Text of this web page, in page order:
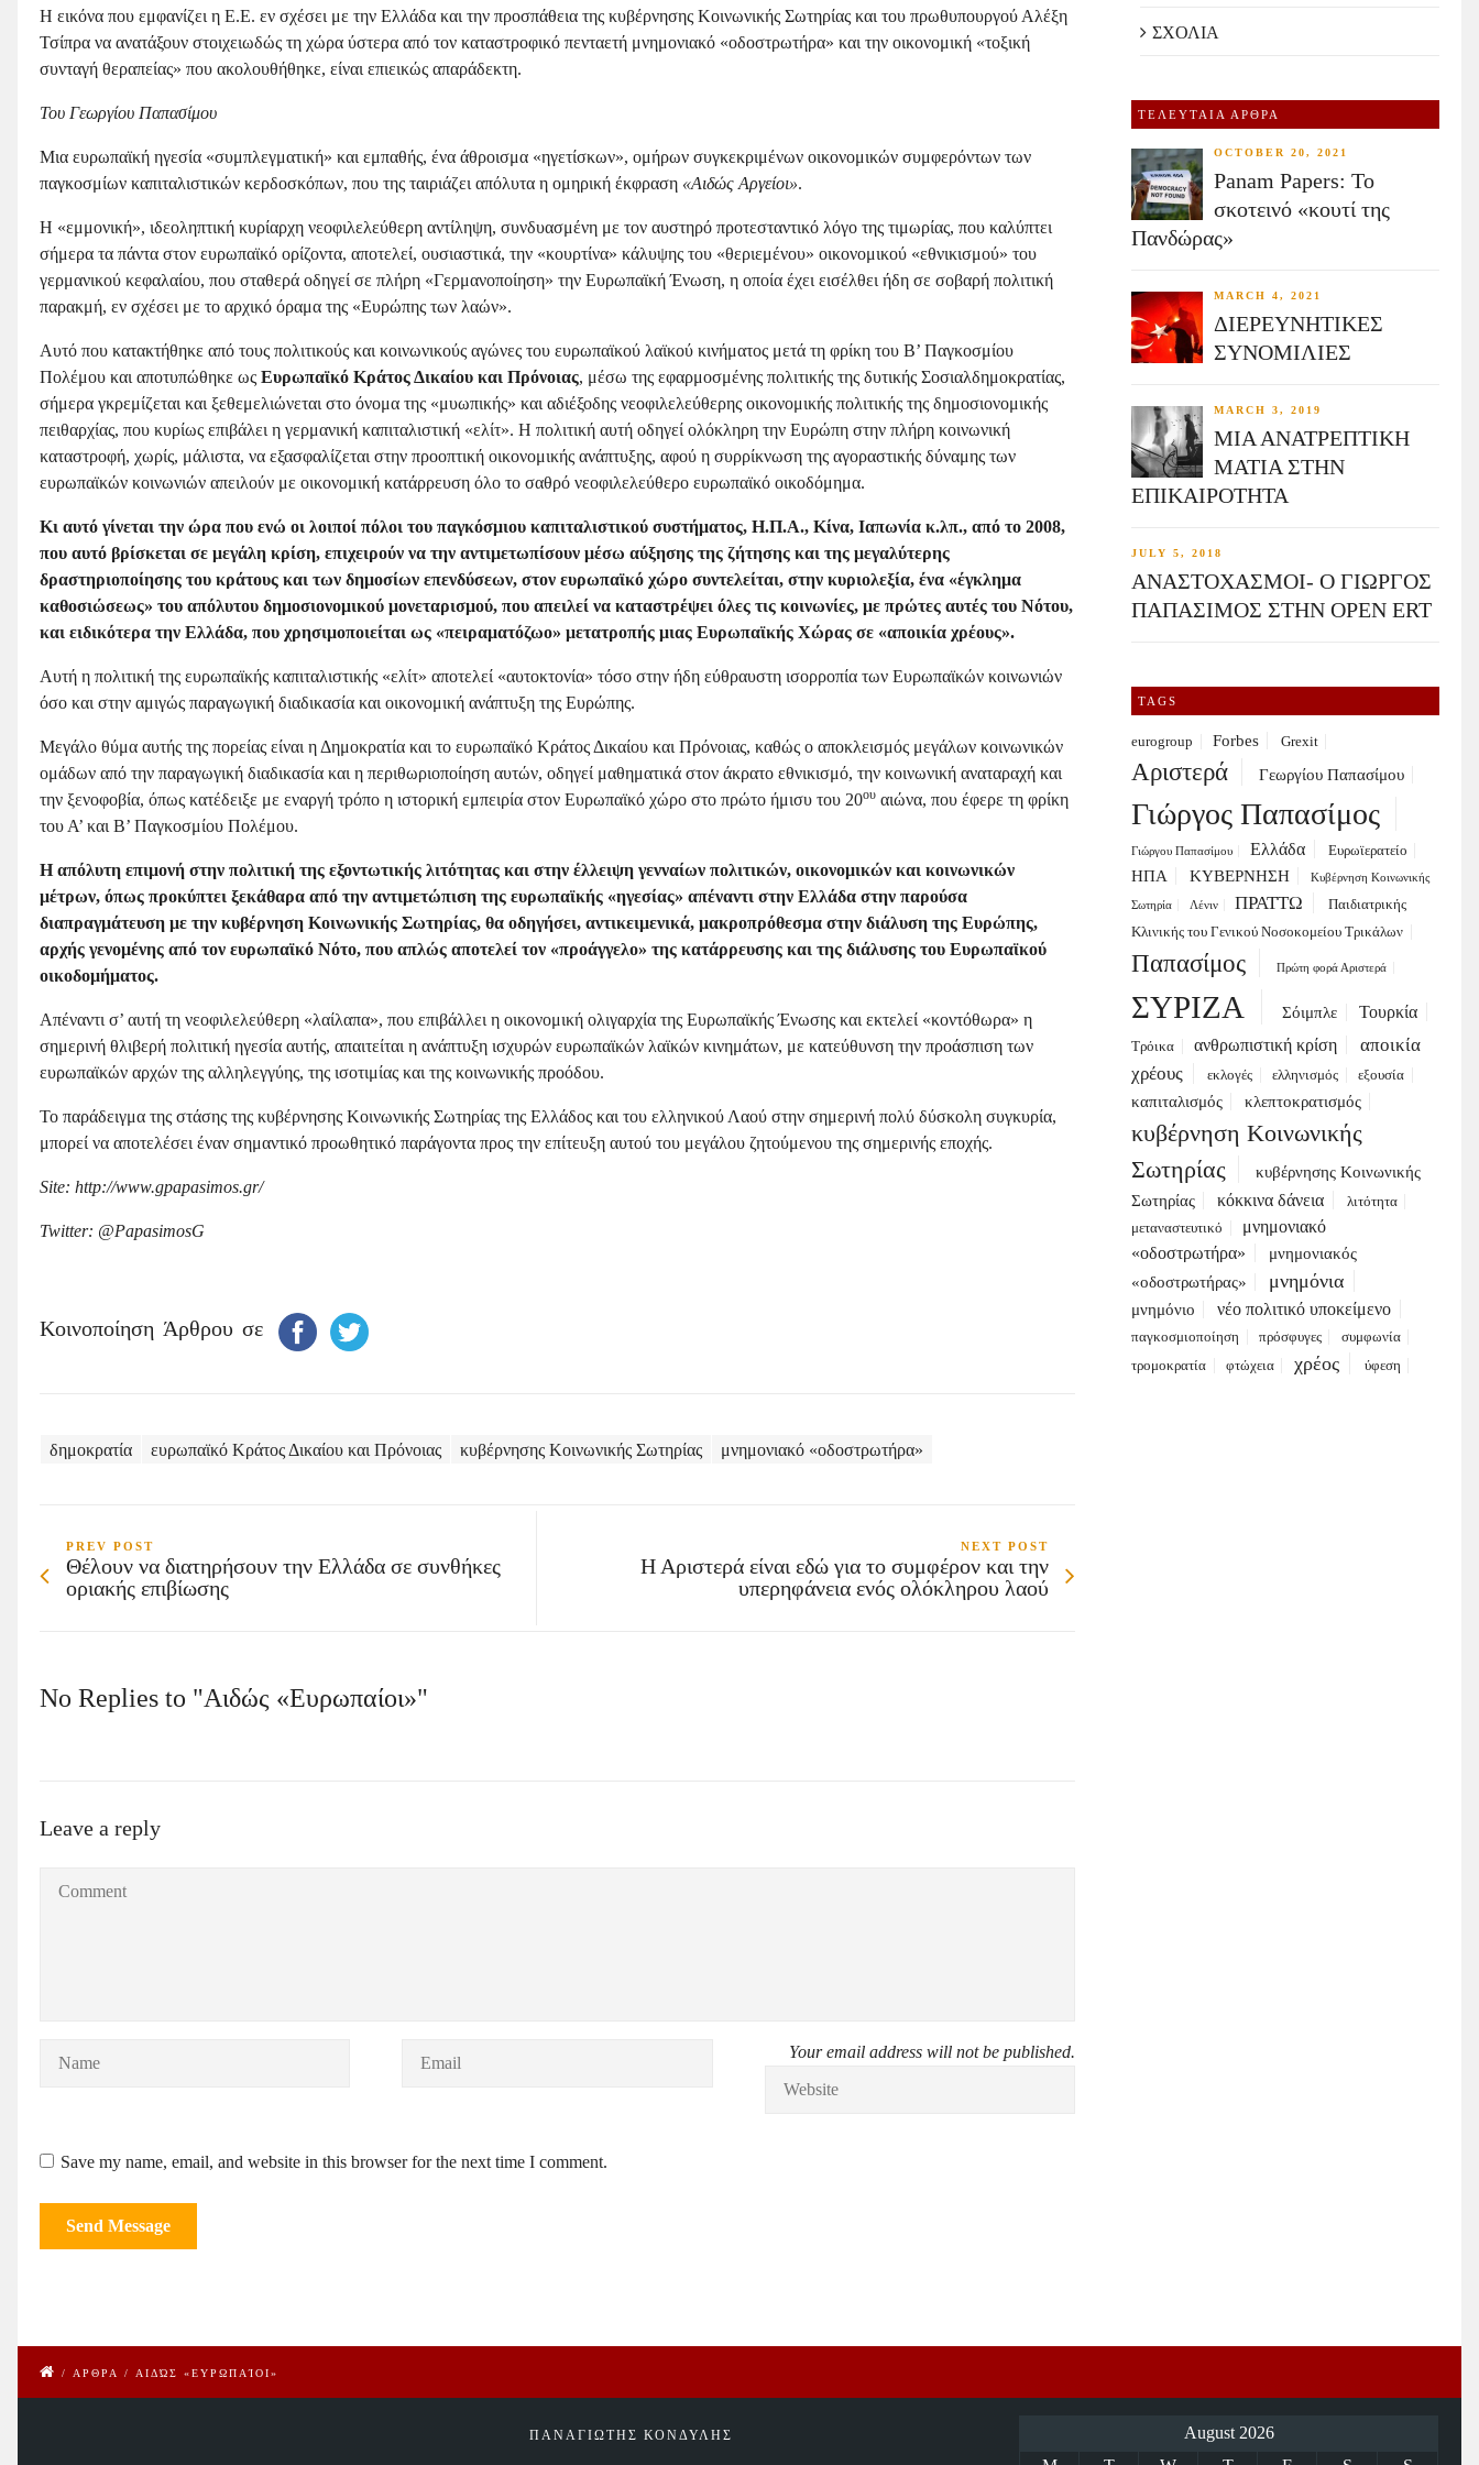
Η εικόνα που εμφανίζει η Ε.Ε. εν σχέσει με την Ελλάδα και την προσπάθεια της κυβέρνησης Κοινωνικής Σωτηρίας και του πρωθυπουργού Αλέξη
Τσίπρα να ανατάξουν στοιχειωδώς τη χώρα ύστερα από τον καταστροφικό πενταετή μνημονιακό «οδοστρωτήρα» και την οικονομική «τοξική
συνταγή θεραπείας» που ακολουθήθηκε, είναι επιεικώς απαράδεκτη.
Του Γεωργίου Παπασίμου
Μια ευρωπαϊκή ηγεσία «συμπλεγματική» και εμπαθής, ένα άθροισμα «ηγετίσκων», ομήρων συγκεκριμένων οικονομικών συμφερόντων των
παγκοσμίων καπιταλιστικών κερδοσκόπων, που της ταιριάζει απόλυτα η ομηρική έκφραση «Αιδώς Αργείοι».
Η «εμμονική», ιδεοληπτική κυρίαρχη νεοφιλελεύθερη αντίληψη, συνδυασμένη με τον αυστηρό προτεσταντικό λόγο της τιμωρίας, που καλύπτει
σήμερα τα πάντα στον ευρωπαϊκό ορίζοντα, αποτελεί, ουσιαστικά, την «κουρτίνα» κάλυψης του «θεριεμένου» οικονομικού «εθνικισμού» του
γερμανικού κεφαλαίου, που σταθερά οδηγεί σε πλήρη «Γερμανοποίηση» την Ευρωπαϊκή Ένωση, η οποία έχει εισέλθει ήδη σε σοβαρή πολιτική
παρακμή, εν σχέσει με το αρχικό όραμα της «Ευρώπης των λαών».
Αυτό που κατακτήθηκε από τους πολιτικούς και κοινωνικούς αγώνες του ευρωπαϊκού λαϊκού κινήματος μετά τη φρίκη του Β’ Παγκοσμίου
Πολέμου και αποτυπώθηκε ως Ευρωπαϊκό Κράτος Δικαίου και Πρόνοιας, μέσω της εφαρμοσμένης πολιτικής της δυτικής Σοσιαλδημοκρατίας,
σήμερα γκρεμίζεται και ξεθεμελιώνεται στο όνομα της «μυωπικής» και αδιέξοδης νεοφιλελεύθερης οικονομικής πολιτικής της δημοσιονομικής
πειθαρχίας, που κυρίως επιβάλει η γερμανική καπιταλιστική «ελίτ». Η πολιτική αυτή οδηγεί ολόκληρη την Ευρώπη στην πλήρη κοινωνική
καταστροφή, χωρίς, μάλιστα, να εξασφαλίζεται στην προοπτική οικονομικής ανάπτυξης, αφού η συρρίκνωση της αγοραστικής δύναμης των
ευρωπαϊκών κοινωνιών απειλούν με οικονομική κατάρρευση όλο το σαθρό νεοφιλελεύθερο ευρωπαϊκό οικοδόμημα.
Κι αυτό γίνεται την ώρα που ενώ οι λοιποί πόλοι του παγκόσμιου καπιταλιστικού συστήματος, Η.Π.Α., Κίνα, Ιαπωνία κ.λπ., από το 2008,
που αυτό βρίσκεται σε μεγάλη κρίση, επιχειρούν να την αντιμετωπίσουν μέσω αύξησης της ζήτησης και της μεγαλύτερης
δραστηριοποίησης του κράτους και των δημοσίων επενδύσεων, στον ευρωπαϊκό χώρο συντελείται, στην κυριολεξία, ένα «έγκλημα
καθοσιώσεως» του απόλυτου δημοσιονομικού μονεταρισμού, που απειλεί να καταστρέψει όλες τις κοινωνίες, με πρώτες αυτές του Νότου,
και ειδικότερα την Ελλάδα, που χρησιμοποιείται ως «πειραματόζωο» μετατροπής μιας Ευρωπαϊκής Χώρας σε «αποικία χρέους».
Αυτή η πολιτική της ευρωπαϊκής καπιταλιστικής «ελίτ» αποτελεί «αυτοκτονία» τόσο στην ήδη εύθραυστη ισορροπία των Ευρωπαϊκών κοινωνιών
όσο και στην αμιγώς παραγωγική διαδικασία και οικονομική ανάπτυξη της Ευρώπης.
Μεγάλο θύμα αυτής της πορείας είναι η Δημοκρατία και το ευρωπαϊκό Κράτος Δικαίου και Πρόνοιας, καθώς ο αποκλεισμός μεγάλων κοινωνικών
ομάδων από την παραγωγική διαδικασία και η περιθωριοποίηση αυτών, οδηγεί μαθηματικά στον άκρατο εθνικισμό, την κοινωνική αναταραχή και
την ξενοφοβία, όπως κατέδειξε με εναργή τρόπο η ιστορική εμπειρία στον Ευρωπαϊκό χώρο στο πρώτο ήμισυ του 20ου αιώνα, που έφερε τη φρίκη
του Α’ και Β’ Παγκοσμίου Πολέμου.
Η απόλυτη επιμονή στην πολιτική της εξοντωτικής λιτότητας και στην έλλειψη γενναίων πολιτικών, οικονομικών και κοινωνικών
μέτρων, όπως προκύπτει ξεκάθαρα από την αντιμετώπιση της ευρωπαϊκής «ηγεσίας» απέναντι στην Ελλάδα στην παρούσα
διαπραγμάτευση με την κυβέρνηση Κοινωνικής Σωτηρίας, θα οδηγήσει, αντικειμενικά, μακροπρόθεσμα στην διάλυση της Ευρώπης,
αρχής γενομένης από τον ευρωπαϊκό Νότο, που απλώς αποτελεί τον «προάγγελο» της κατάρρευσης και της διάλυσης του Ευρωπαϊκού
οικοδομήματος.
Απέναντι σ’ αυτή τη νεοφιλελεύθερη «λαίλαπα», που επιβάλλει η οικονομική ολιγαρχία της Ευρωπαϊκής Ένωσης και εκτελεί «κοντόθωρα» η
σημερινή θλιβερή πολιτική ηγεσία αυτής, απαιτείται η ανάπτυξη ισχυρών ευρωπαϊκών λαϊκών κινημάτων, με κατεύθυνση την προάσπιση των
ευρωπαϊκών αρχών της αλληλεγγύης, της ισοτιμίας και της κοινωνικής προόδου.
Το παράδειγμα της στάσης της κυβέρνησης Κοινωνικής Σωτηρίας της Ελλάδος και του ελληνικού Λαού στην σημερινή πολύ δύσκολη συγκυρία,
μπορεί να αποτελέσει έναν σημαντικό προωθητικό παράγοντα προς την επίτευξη αυτού του μεγάλου ζητούμενου της σημερινής εποχής.
Site: http://www.gpapasimos.gr/
Twitter: @PapasimosG
Κοινοποίηση Άρθρου σε
δημοκρατία ευρωπαϊκό Κράτος Δικαίου και Πρόνοιας κυβέρνησης Κοινωνικής Σωτηρίας μνημονιακό «οδοστρωτήρα»
PREV POST
Θέλουν να διατηρήσουν την Ελλάδα σε συνθήκες
οριακής επιβίωσης
NEXT POST
Η Αριστερά είναι εδώ για το συμφέρον και την
υπερηφάνεια ενός ολόκληρου λαού
No Replies to "Αιδώς «Ευρωπαίοι»"
Leave a reply
Your email address will not be published.
Save my name, email, and website in this browser for the next time I comment.
ΣΧΟΛΙΑ
ΤΕΛΕΥΤΑΙΑ ΑΡΘΡΑ
OCTOBER 20, 2021
Panam Papers: Το
σκοτεινό «κουτί της
Πανδώρας»
MARCH 4, 2021
ΔΙΕΡΕΥΝΗΤΙΚΕΣ
ΣΥΝΟΜΙΛΙΕΣ
MARCH 3, 2019
ΜΙΑ ΑΝΑΤΡΕΠΤΙΚΗ
ΜΑΤΙΑ ΣΤΗΝ
ΕΠΙΚΑΙΡΟΤΗΤΑ
JULY 5, 2018
ΑΝΑΣΤΟΧΑΣΜΟΙ- Ο ΓΙΩΡΓΟΣ
ΠΑΠΑΣΙΜΟΣ ΣΤΗΝ OPEN ERT
TAGS
eurogroup Forbes Grexit
Αριστερά Γεωργίου Παπασίμου
Γιώργος Παπασίμος
Γιώργου Παπασίμου Ελλάδα Ευρωϊερατείο
ΗΠΑ ΚΥΒΕΡΝΗΣΗ Κυβέρνηση Κοινωνικής
Σωτηρία Λένιν ΠΡΑΤΤΩ
Παιδιατρικής
Κλινικής του Γενικού Νοσοκομείου Τρικάλων
Παπασίμος Πρώτη φορά Αριστερά
ΣΥΡΙΖΑ Σόιμπλε Τουρκία
Τρόικα ανθρωπιστική κρίση
αποικία
χρέους
εκλογές ελληνισμός εξουσία
καπιταλισμός κλεπτοκρατισμός
κυβέρνηση Κοινωνικής
Σωτηρίας
κυβέρνησης Κοινωνικής
Σωτηρίας
κόκκινα δάνεια
λιτότητα
μεταναστευτικό
μνημονιακό
«οδοστρωτήρα»
μνημονιακός
«οδοστρωτήρας»
μνημόνια
μνημόνιο νέο πολιτικό υποκείμενο
παγκοσμιοποίηση πρόσφυγες
συμφωνία
τρομοκρατία
φτώχεια χρέος ύφεση
/ ΑΡΘΡΑ / ΑΙΔΏΣ «ΕΥΡΩΠΑΊΟΙ»
ΠΑΝΑΓΙΩΤΗΣ ΚΟΝΔΥΛΗΣ
August 2026